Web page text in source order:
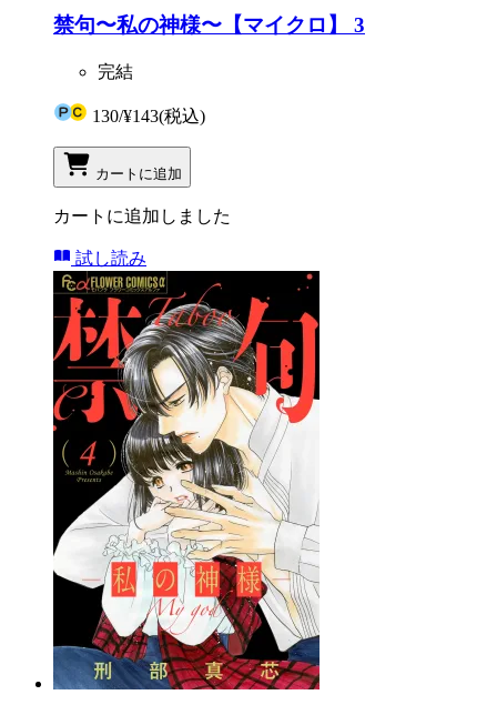
禁句〜私の神様〜【マイクロ】 3
完結
130/¥143(税込)
カートに追加
カートに追加しました
試し読み